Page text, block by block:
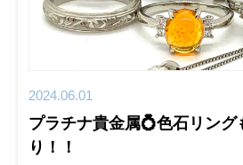
2024.06.01
プラチナ貴金属💍色石リング
り！！